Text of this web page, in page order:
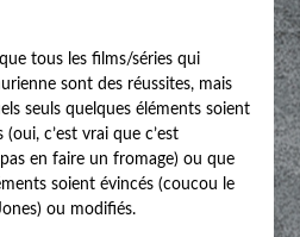
tous les films/séries qui
sont des réussites, mais
seuls quelques éléments soient
c’est vrai que c’est
en faire un fromage) ou que
soient évincés (coucou le
ou modifiés.